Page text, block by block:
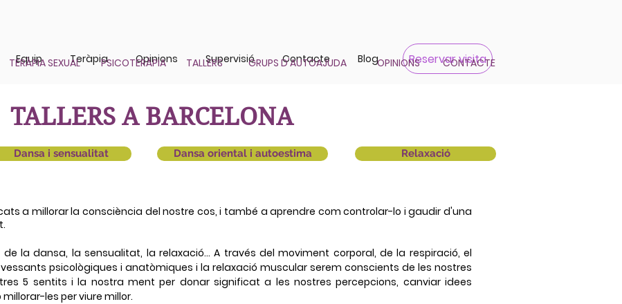
Equip Teràpia Opinions Supervisió Contacte Blog Reservar visita
TERÀPIA SEXUAL PSICOTERÀPIA TALLERS GRUPS D'AUTOAJUDA OPINIONS CONTACTE
TALLERS A BARCELONA
Dansa i sensualitat Dansa oriental i autoestima Relaxació
a millorar la consciència del nostre cos, i també a aprendre com controlar-lo i gaudir d'una
la dansa, la sensualitat, la relaxació... A través del moviment corporal, de la respiració, el
psicològiques i anatòmiques i la relaxació muscular serem conscients de les nostres
5 sentits i la nostra ment per donar significat a les nostres percepcions, canviar idees
les per viure millor.